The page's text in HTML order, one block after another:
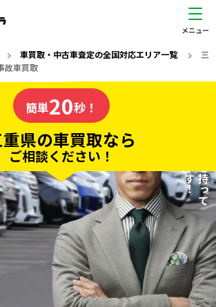
> 車買取・中古車査定の全国対応エリア一覧> 三
故車買取
買取なら
査定を提案。
!
私たちが責任を持って
査定いたします！
簡単20秒！
県の車買取なら
ご相談ください！
秒で入力完了！
で カンタンWeb査定
いたお車を丁寧に査定いたします